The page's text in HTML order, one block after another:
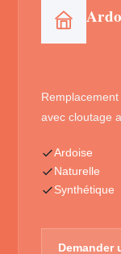
avec cloutage
Ardoise
Naturelle
Synthétique
Demander